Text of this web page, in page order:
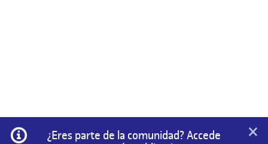
Información
¿Eres parte de la comunidad? Accede
×